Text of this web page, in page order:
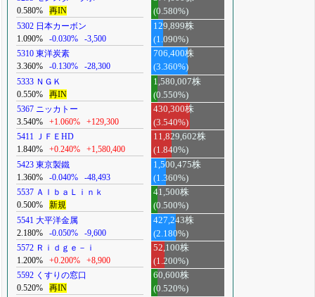
0.580%
再IN
(0.580%)
5302 日本カーボン
1.090%
-0.030% -3,500
129,899株
(1.090%)
5310 東洋炭素
3.360%
-0.130% -28,300
706,400株
(3.360%)
5333 ＮＧＫ
0.550%
再IN
1,580,007株
(0.550%)
5367 ニッカトー
3.540%
+1.060% +129,300
430,300株
(3.540%)
5411 ＪＦＥHD
1.840%
+0.240% +1,580,400
11,829,602株
(1.840%)
5423 東京製鐵
1.360%
-0.040% -48,493
1,500,475株
(1.360%)
5537 ＡｌｂａＬｉｎｋ
0.500%
新規
41,500株
(0.500%)
5541 大平洋金属
2.180%
-0.050% -9,600
427,243株
(2.180%)
5572 Ｒｉｄｇｅ－ｉ
1.200%
+0.200% +8,900
52,100株
(1.200%)
5592 くすりの窓口
0.520%
再IN
60,600株
(0.520%)